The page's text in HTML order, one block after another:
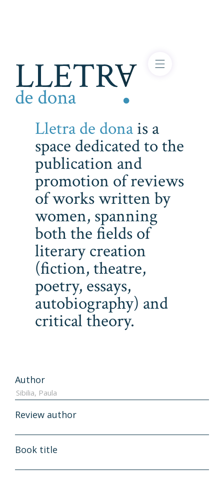
Lletra de donais a
space dedicated to the
publication and
promotion of reviews
of works written by
women, spanning
both the fields of
literary creation
(fiction, theatre,
poetry, essays,
autobiography) and
critical theory.
Author
Review author
Book title